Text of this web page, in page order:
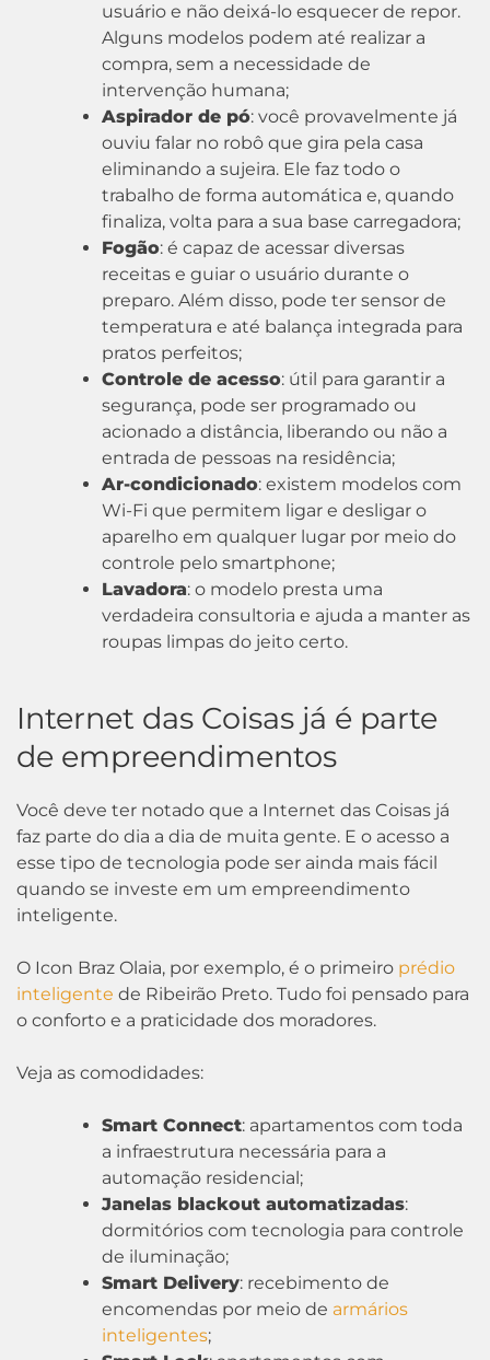
usuário e não deixá-lo esquecer de repor.
Alguns modelos podem até realizar a
compra, sem a necessidade de
intervenção humana;
Aspirador de pó: você provavelmente já
ouviu falar no robô que gira pela casa
eliminando a sujeira. Ele faz todo o
trabalho de forma automática e, quando
finaliza, volta para a sua base carregadora;
Fogão: é capaz de acessar diversas
receitas e guiar o usuário durante o
preparo. Além disso, pode ter sensor de
temperatura e até balança integrada para
pratos perfeitos;
Controle de acesso: útil para garantir a
segurança, pode ser programado ou
acionado a distância, liberando ou não a
entrada de pessoas na residência;
Ar-condicionado: existem modelos com
Wi-Fi que permitem ligar e desligar o
aparelho em qualquer lugar por meio do
controle pelo smartphone;
Lavadora: o modelo presta uma
verdadeira consultoria e ajuda a manter as
roupas limpas do jeito certo.
Internet das Coisas já é parte
de empreendimentos
Você deve ter notado que a Internet das Coisas já
faz parte do dia a dia de muita gente. E o acesso a
esse tipo de tecnologia pode ser ainda mais fácil
quando se investe em um empreendimento
inteligente.
O Icon Braz Olaia, por exemplo, é o primeiro prédio
inteligente de Ribeirão Preto. Tudo foi pensado para
o conforto e a praticidade dos moradores.
Veja as comodidades:
Smart Connect: apartamentos com toda
a infraestrutura necessária para a
automação residencial;
Janelas blackout automatizadas:
dormitórios com tecnologia para controle
de iluminação;
Smart Delivery: recebimento de
encomendas por meio de armários
inteligentes;